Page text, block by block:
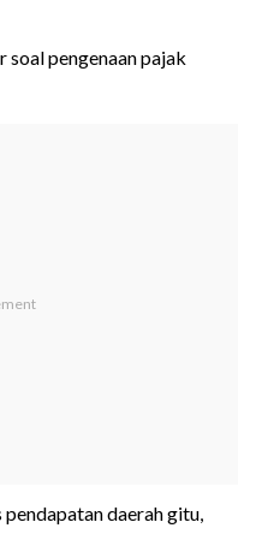
soal pengenaan pajak
daerah gitu,